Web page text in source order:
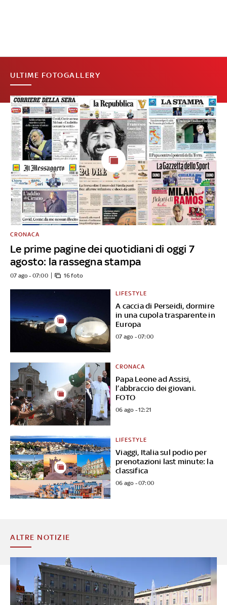
ULTIME FOTOGALLERY
Le prime pagine dei quotidiani di oggi 7
agosto: la rassegna stampa
CRONACA
07 ago - 07:00 16 foto
A caccia di Perseidi, dormire
in una cupola trasparente in
Europa
LIFESTYLE
07 ago - 07:00
Papa Leone ad Assisi,
l’abbraccio dei giovani.
FOTO
CRONACA
06 ago - 12:21
Viaggi, Italia sul podio per
prenotazioni last minute: la
classifica
LIFESTYLE
06 ago - 07:00
ALTRE NOTIZIE